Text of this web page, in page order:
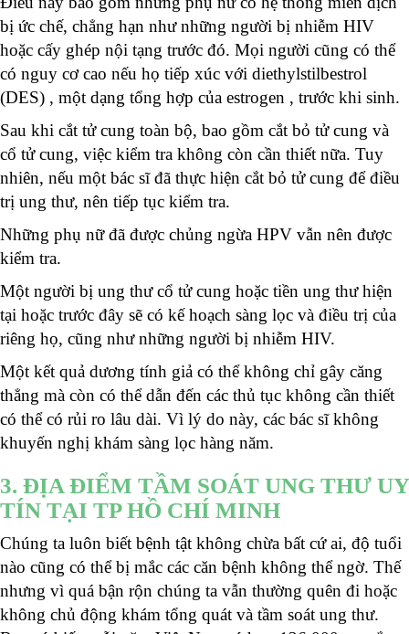
bị ức chế, chẳng hạn như những người bị nhiễm HIV
hoặc cấy ghép nội tạng trước đó. Mọi người cũng có thể
có nguy cơ cao nếu họ tiếp xúc với diethylstilbestrol
(DES) , một dạng tổng hợp của estrogen , trước khi sinh.
Sau khi cắt tử cung toàn bộ, bao gồm cắt bỏ tử cung và
cổ tử cung, việc kiểm tra không còn cần thiết nữa. Tuy
nhiên, nếu một bác sĩ đã thực hiện cắt bỏ tử cung để điều
trị ung thư, nên tiếp tục kiểm tra.
Những phụ nữ đã được chủng ngừa HPV vẫn nên được
kiểm tra.
Một người bị ung thư cổ tử cung hoặc tiền ung thư hiện
tại hoặc trước đây sẽ có kế hoạch sàng lọc và điều trị của
riêng họ, cũng như những người bị nhiễm HIV.
Một kết quả dương tính giả có thể không chỉ gây căng
thẳng mà còn có thể dẫn đến các thủ tục không cần thiết
có thể có rủi ro lâu dài. Vì lý do này, các bác sĩ không
khuyến nghị khám sàng lọc hàng năm.
3. ĐỊA ĐIỂM TẦM SOÁT UNG THƯ UY
TÍN TẠI TP HỒ CHÍ MINH
Chúng ta luôn biết bệnh tật không chừa bất cứ ai, độ tuổi
nào cũng có thể bị mắc các căn bệnh không thể ngờ. Thế
nhưng vì quá bận rộn chúng ta vẫn thường quên đi hoặc
không chủ động khám tổng quát và tầm soát ung thư.